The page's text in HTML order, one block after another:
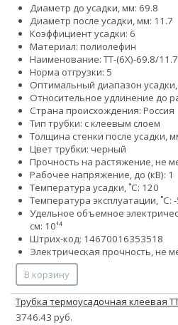
Диаметр до усадки, мм: 69.8
Диаметр после усадки, мм: 11.7
Коэффициент усадки: 6
Материал: полиолефин
Наименование: ТТ-(6Х)-69.8/11.7
Норма отгрузки: 5
Оптимальный диапазон
Относительное удлинение до
Страна происхождения: Россия
Тип трубки: с клеевым слоем
Толщина стенки после усадки,
Цвет трубки: черный
Прочность на растяжение, не
Рабочее напряжение, до (кВ): 1
Температура усадки, ˚С: 120
Температура эксплуатации, ˚С:
Удельное объемное
см: 10¹⁴
Штрих-код: 14670016353518
Электрическая прочность, не
В корзину
Трубка термоусадочная клеевая
3746.43 руб.